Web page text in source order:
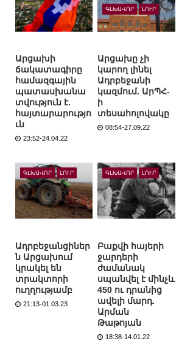
Արցախի
ճակատագիրը
համազգային
պատասխանա
տվություն է.
հայտարարությո
ւն
23:52-24.04.22
ԳԼԽԱՎՈՐ ԼՈՒՐ
Արցախը չի
կարող լինել
Ադրբեջանի
կազմում. ԱրՊՀ-
ի
տեսահոլովակը
08:54-27.09.22
ԳԼԽԱՎՈՐ ԼՈՒՐ
Ադրբեջանցիներ
ն Արցախում
կրակել են
տրակտորի
ուղղությամբ
21:13-01.03.23
ԳԼԽԱՎՈՐ ԼՈՒՐ
Բաքվի հայերի
ջարդերի
ժամանակ
սպանվել է մինչև
450 ու դրանից
ավելի մարդ.
Արման
Թաթոյան
18:38-14.01.22